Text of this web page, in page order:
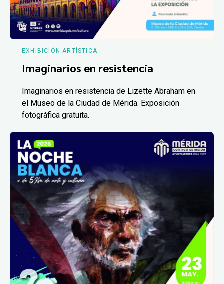
EXHIBICIÓN ARTÍSTICA
Imaginarios en resistencia
Imaginarios en resistencia de Lizette Abraham en
el Museo de la Ciudad de Mérida. Exposición
fotográfica gratuita.